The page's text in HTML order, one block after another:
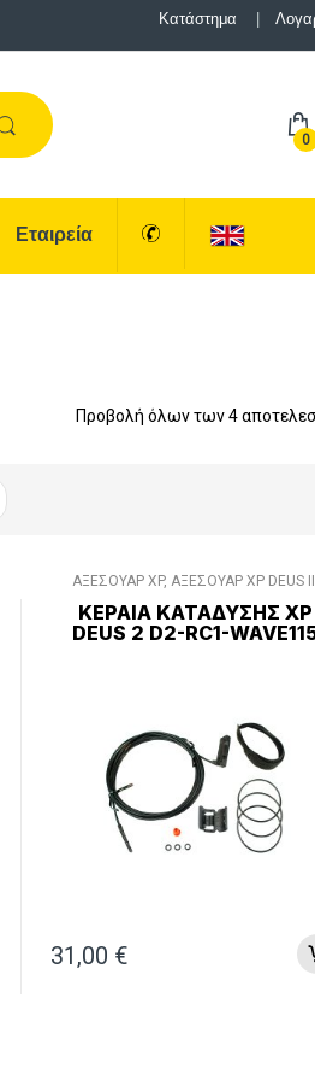
Κατάστημα
0
Εταιρεία
Προβολή όλων των 4
ΑΞΕΣΟΥΑΡ XP, ΑΞΕΣΟΥΑΡ XP DEUS II
ΚΕΡΑΊΑ ΚΑΤΆΔΥΣΗΣ XP
DEUS 2 D2-RC1-
31,00 €